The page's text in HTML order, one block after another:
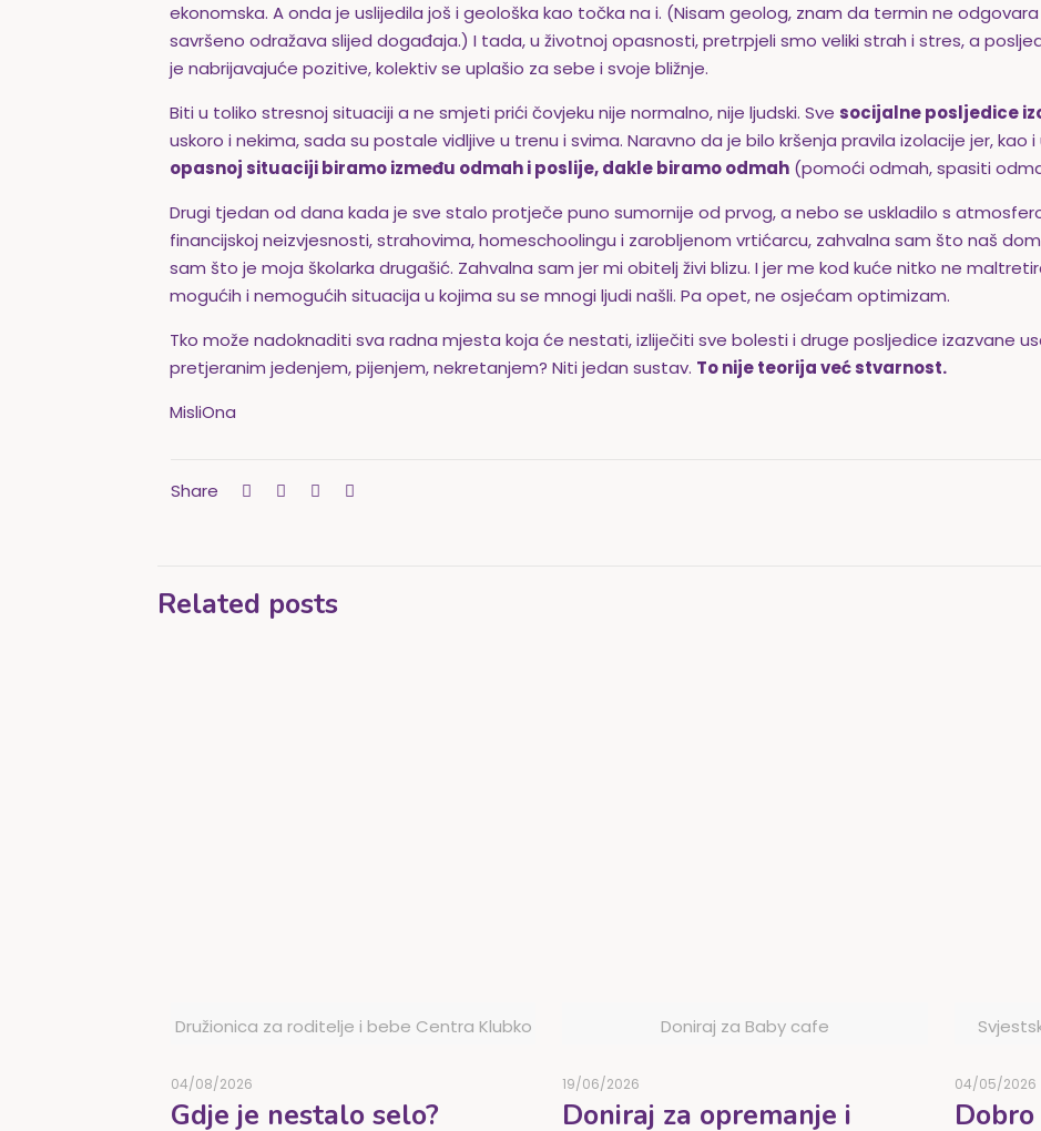
ekonomska. A onda je uslijedila još i geološka kao točka na i. (Nisam geolog, znam da termin ne
savršeno odražava slijed događaja.) I tada, u životnoj opasnosti, pretrpjeli smo veliki strah i stres, a
je nabrijavajuće pozitive, kolektiv se uplašio za sebe i svoje bližnje.
Biti u toliko stresnoj situaciji a ne smjeti prići čovjeku nije normalno, nije ljudski. Sve socijalne posljedice
uskoro i nekima, sada su postale vidljive u trenu i svima. Naravno da je bilo kršenja pravila izolacije jer, kao
opasnoj situaciji biramo između odmah i poslije, dakle biramo odmah(pomoći odmah, spasiti
Drugi tjedan od dana kada je sve stalo protječe puno sumornije od prvog, a nebo se uskladilo s
financijskoj neizvjesnosti, strahovima, homeschoolingu i zarobljenom vrtićarcu, zahvalna sam što naš
sam što je moja školarka drugašić. Zahvalna sam jer mi obitelj živi blizu. I jer me kod kuće nitko ne
mogućih i nemogućih situacija u kojima su se mnogi ljudi našli. Pa opet, ne osjećam optimizam.
Tko može nadoknaditi sva radna mjesta koja će nestati, izliječiti sve bolesti i druge posljedice izazvane
pretjeranim jedenjem, pijenjem, nekretanjem? Niti jedan sustav. To nije teorija već stvarnost.
MisliOna
Share
Related posts
Družionica za roditelje i bebe Centra Klubko
04/08/2026
Gdje je nestalo selo?
Doniraj za Baby cafe
19/06/2026
Doniraj za opremanje i
04/05/2026